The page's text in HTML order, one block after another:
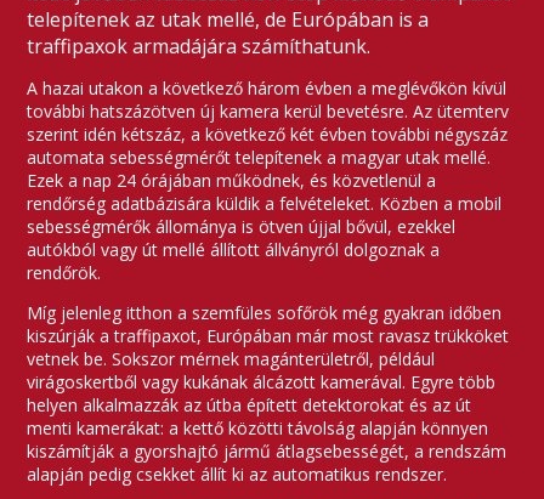
telepítenek az utak mellé, de Európában is a
traffipaxok armadájára számíthatunk.
A hazai utakon a következő három évben a meglévőkön kívül
további hatszázötven új kamera kerül bevetésre. Az ütemterv
szerint idén kétszáz, a következő két évben további négyszáz
automata sebességmérőt telepítenek a magyar utak mellé.
Ezek a nap 24 órájában működnek, és közvetlenül a
rendőrség adatbázisára küldik a felvételeket. Közben a mobil
sebességmérők állománya is ötven újjal bővül, ezekkel
autókból vagy út mellé állított állványról dolgoznak a
rendőrök.
Míg jelenleg itthon a szemfüles sofőrök még gyakran időben
kiszúrják a traffipaxot, Európában már most ravasz trükköket
vetnek be. Sokszor mérnek magánterületről, például
virágoskertből vagy kukának álcázott kamerával. Egyre több
helyen alkalmazzák az útba épített detektorokat és az út
menti kamerákat: a kettő közötti távolság alapján könnyen
kiszámítják a gyorshajtó jármű átlagsebességét, a rendszám
alapján pedig csekket állít ki az automatikus rendszer.